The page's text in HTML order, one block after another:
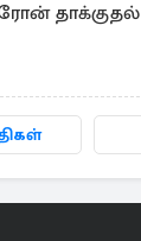
தாக்குதல்